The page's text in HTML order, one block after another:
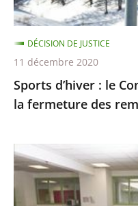
pas
la
fermeture
des
remontées
mécaniques
Sports d’hiver : le
la fermeture des
DÉCISION DE JUSTICE
11 décembre 2020
Les
menus
de